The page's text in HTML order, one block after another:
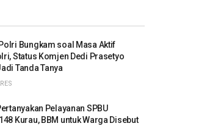
Bungkam soal Masa Aktif
Status Komjen Dedi Prasetyo
Tanda Tanya
Pelayanan SPBU
Kurau, BBM untuk Warga Disebut